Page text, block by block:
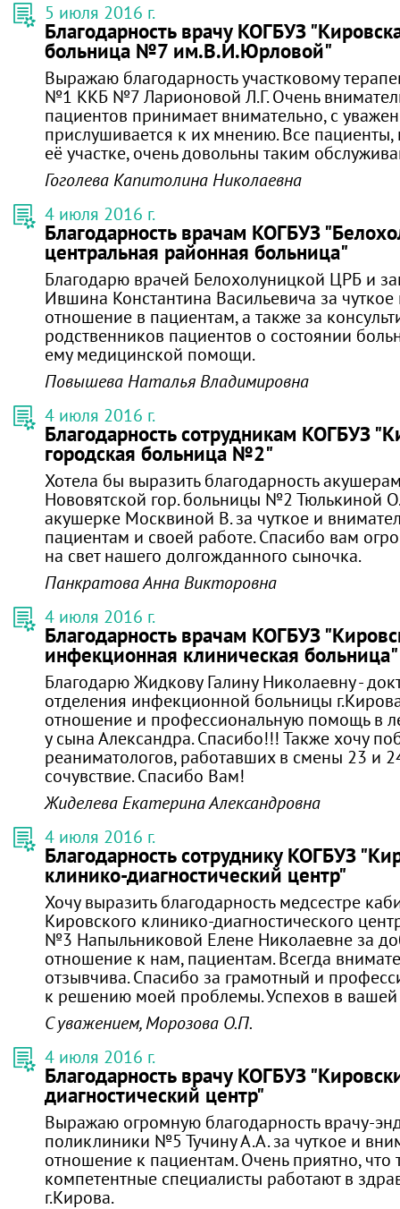
5 июля 2016 г.
Благодарность врачу КОГБУЗ
больница №7 им.В.И.Юрловой"
Выражаю благодарность участковому
№1 ККБ №7 Ларионовой Л.Г. Очень
пациентов принимает внимательно, с
прислушивается к их мнению. Все
её участке, очень довольны таким
Гоголева Капитолина Николаевна
4 июля 2016 г.
Благодарность врачам КОГБУЗ
центральная районная больница"
Благодарю врачей Белохолуницкой ЦРБ и
Ившина Константина Васильевича за
отношение в пациентам, а также за
родственников пациентов о состоянии
ему медицинской помощи.
Повышева Наталья Владимировна
4 июля 2016 г.
Благодарность сотрудникам КОГБУЗ
городская больница №2"
Хотела бы выразить благодарность
Нововятской гор. больницы №2 Тюлькиной
акушерке Москвиной В. за чуткое и
пациентам и своей работе. Спасибо вам
на свет нашего долгожданного сыночка.
Панкратова Анна Викторовна
4 июля 2016 г.
Благодарность врачам КОГБУЗ
инфекционная клиническая больница"
Благодарю Жидкову Галину Николаевну -
отделения инфекционной больницы
отношение и профессиональную помощь в
у сына Александра. Спасибо!!! Также хочу
реаниматологов, работавших в смены 23 и
сочувствие. Спасибо Вам!
Жиделева Екатерина Александровна
4 июля 2016 г.
Благодарность сотруднику КОГБУЗ
клинико-диагностический центр"
Хочу выразить благодарность медсестре
Кировского клинико-диагностического
№3 Напыльниковой Елене Николаевне за
отношение к нам, пациентам. Всегда
отзывчива. Спасибо за грамотный и
к решению моей проблемы. Успехов в вашей
С уважением, Морозова О.П.
4 июля 2016 г.
Благодарность врачу КОГБУЗ
диагностический центр"
Выражаю огромную благодарность врачу-
поликлиники №5 Тучину А.А. за чуткое и
отношение к пациентам. Очень приятно, что
компетентные специалисты работают в
г.Кирова.